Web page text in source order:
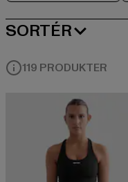
SORTÉR
MEST
119 PRODUKTER